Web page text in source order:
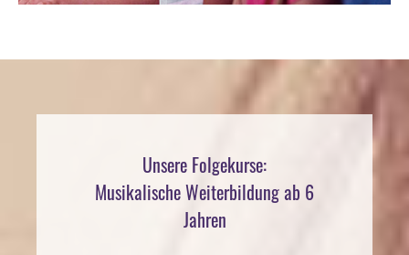
Unsere Folgekurse:
Musikalische Weiterbildung ab 6
Jahren